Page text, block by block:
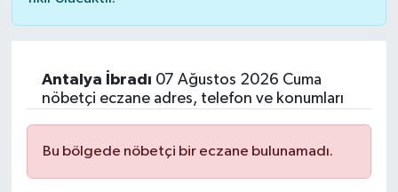
Antalya İbradı 07 Ağustos 2026 Cuma
nöbetçi eczane adres, telefon ve konumları
Bu bölgede nöbetçi bir eczane bulunamadı.